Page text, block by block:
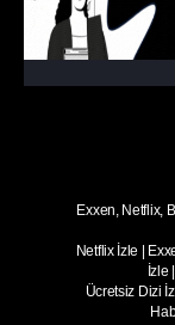
Exxen, Netflix,
Netflix İzle |
İzle |
Ücretsiz Dizi